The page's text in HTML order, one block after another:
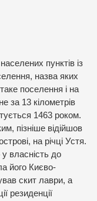
пунктів із
назва яких
поселення і на
за 13 кілометрів
1463 роком.
пізніше відійшов
на річці Устя.
власність до
його Києво-
скит лаври, а
резиденції